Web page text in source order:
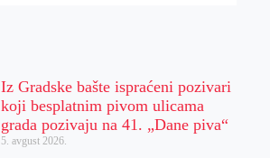
Iz Gradske bašte ispraćeni pozivari
koji besplatnim pivom ulicama
grada pozivaju na 41. „Dane piva“
5. avgust 2026.